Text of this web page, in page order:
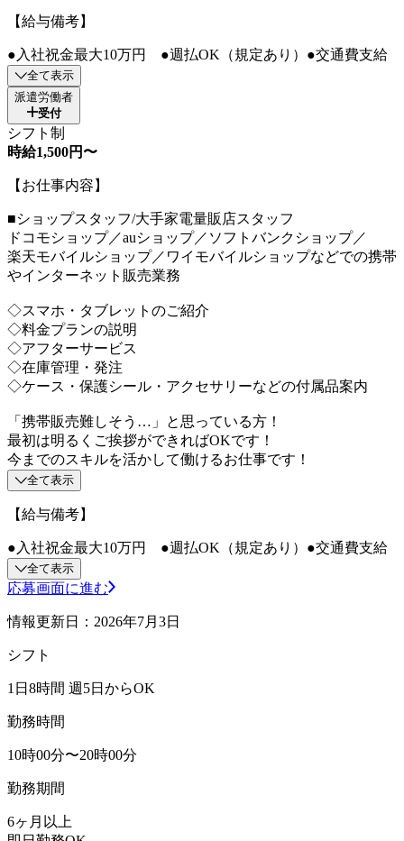
【給与備考】
●入社祝金最大10万円 ●週払OK（規定あり）●交通費支給
全て表示
派遣労働者
受付
シフト制
時給1,500円〜
【お仕事内容】
■ショップスタッフ/大手家電量販店スタッフ
ドコモショップ／auショップ／ソフトバンクショップ／
楽天モバイルショップ／ワイモバイルショップなどでの携帯
やインターネット販売業務
◇スマホ・タブレットのご紹介
◇料金プランの説明
◇アフターサービス
◇在庫管理・発注
◇ケース・保護シール・アクセサリーなどの付属品案内
「携帯販売難しそう…」と思っている方！
最初は明るくご挨拶ができればOKです！
今までのスキルを活かして働けるお仕事です！
全て表示
【給与備考】
●入社祝金最大10万円 ●週払OK（規定あり）●交通費支給
全て表示
応募画面に進む
情報更新日：2026年7月3日
シフト
1日8時間 週5日からOK
勤務時間
10時00分〜20時00分
勤務期間
6ヶ月以上